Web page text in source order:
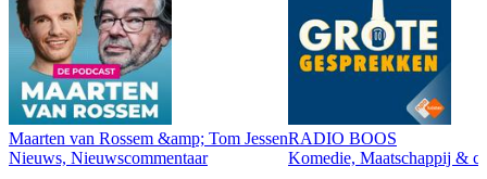
Maarten van Rossem &amp; Tom Jessen
Nieuws, Nieuwscommentaar
RADIO BOOS
Komedie, Maatschappij &